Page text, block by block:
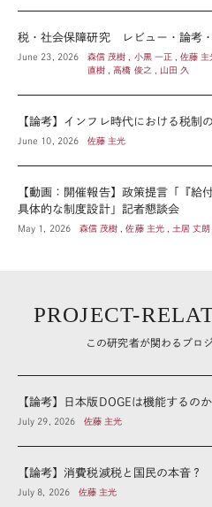
税・社会保障研究 レビュー・論考
June 23, 2026
森信 茂樹 , 小黒 一正 , 佐藤
直樹 , 高橋 俊之 , 山田 久
【論考】インフレ時代における税制
June 10, 2026 佐藤 主光
【動画：開催報告】政策提言「『給
具体的な制度設計」記者懇談会
May 1, 2026 森信 茂樹 , 佐藤 主光 , 土居 丈
PROJECT-
この研究者が関わるプロ
【論考】日本版DOGEは機能するのか
July 29, 2026 佐藤 主光
【論考】消費税減税と国民の本音？
July 8, 2026 佐藤 主光